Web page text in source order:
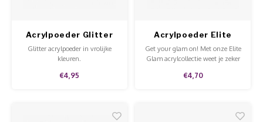
Acrylpoeder Glitter
Adore Me
Glitter acrylpoeder in vrolijke
kleuren.
€4,95
Acrylpoeder Elite
Glam Drastic
Get your glam on! Met onze Elite
Glam acrylcollectie weet je zeker
in potjes van 5 en 15 gram en
€4,70